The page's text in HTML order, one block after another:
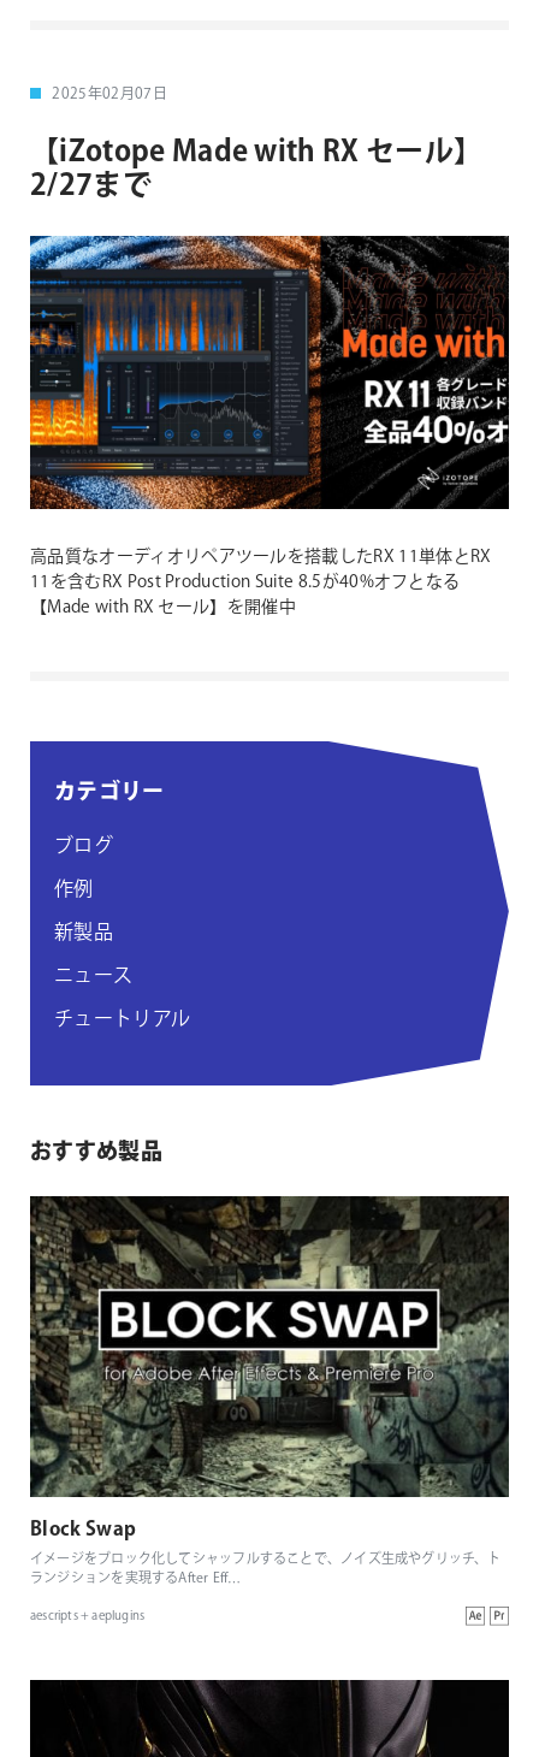
2025年02月07日
【iZotope Made with RX セール】
2/27まで
高品質なオーディオリペアツールを搭載したRX 11単体とRX
11を含むRX Post Production Suite 8.5が40%オフとなる
【Made with RX セール】を開催中
カテゴリー
ブログ
作例
新製品
ニュース
チュートリアル
おすすめ製品
Block Swap
イメージをブロック化してシャッフルすることで、ノイズ生成やグリッチ、ト
ランジションを実現するAfter Eff…
aescripts + aeplugins